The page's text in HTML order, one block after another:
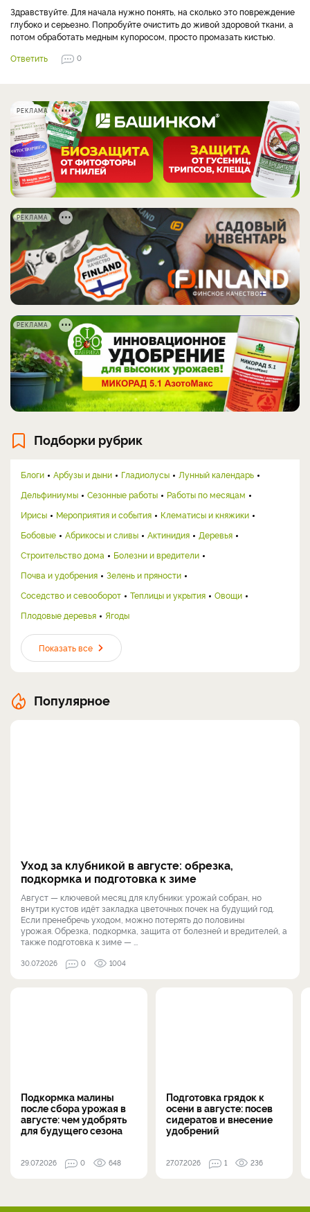
Здравствуйте. Для начала нужно понять, на сколько это повреждение
глубоко и серьезно. Попробуйте очистить до живой здоровой ткани, а
потом обработать медным купоросом, просто промазать кистью.
Ответить
0
РЕКЛАМА
РЕКЛАМА
РЕКЛАМА
Подборки рубрик
Блоги Арбузы и дыни Гладиолусы
Лунный календарь
Дельфиниумы
Сезонные работы
Работы по месяцам
Ирисы
Мероприятия и события
Клематисы и княжики
Бобовые
Абрикосы и сливы Актинидия
Деревья
Строительство дома
Болезни и вредители
Почва и удобрения
Зелень и пряности
Соседство и севооборот
Теплицы и укрытия
Овощи
Плодовые деревья
Ягоды
Показать все
Популярное
Уход за клубникой в августе: обрезка,
подкормка и подготовка к зиме
Август — ключевой месяц для клубники: урожай собран, но
внутри кустов идёт закладка цветочных почек на будущий год.
Если пренебречь уходом, можно потерять до половины
урожая. Обрезка, подкормка, защита от болезней и вредителей, а
также подготовка к зиме — ...
30.07.2026 0 1004
Подкормка малины
после сбора урожая в
августе: чем удобрять
для будущего сезона
29.07.2026 0 648
Подготовка грядок к
осени в августе: посев
сидератов и внесение
удобрений
27.07.2026 1 236